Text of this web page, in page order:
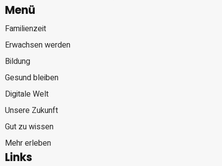
Menü
Familienzeit
Erwachsen werden
Bildung
Gesund bleiben
Digitale Welt
Unsere Zukunft
Gut zu wissen
Mehr erleben
Links